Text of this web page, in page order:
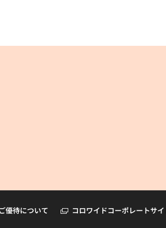
コロワイドオンラインショップ
優待について コロワイドコーポレートサイ